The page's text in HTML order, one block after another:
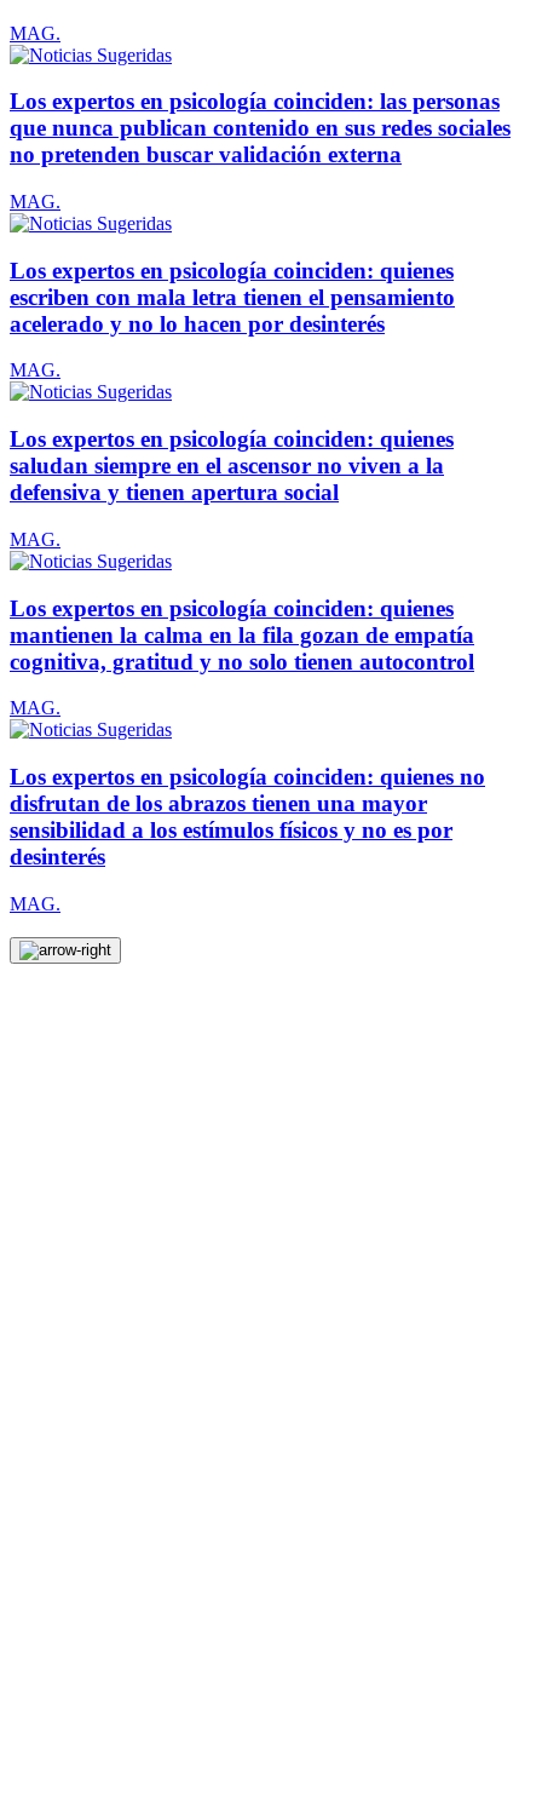
MAG.
Los expertos en psicología coinciden: las personas
que nunca publican contenido en sus redes sociales
no pretenden buscar validación externa
MAG.
Los expertos en psicología coinciden: quienes
escriben con mala letra tienen el pensamiento
acelerado y no lo hacen por desinterés
MAG.
Los expertos en psicología coinciden: quienes
saludan siempre en el ascensor no viven a la
defensiva y tienen apertura social
MAG.
Los expertos en psicología coinciden: quienes
mantienen la calma en la fila gozan de empatía
cognitiva, gratitud y no solo tienen autocontrol
MAG.
Los expertos en psicología coinciden: quienes no
disfrutan de los abrazos tienen una mayor
sensibilidad a los estímulos físicos y no es por
desinterés
MAG.